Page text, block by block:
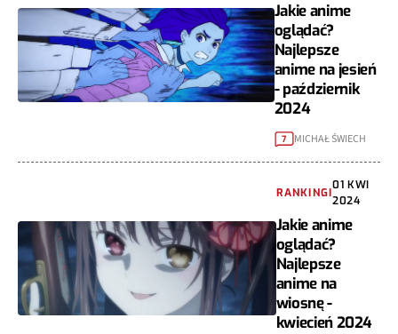
Jakie anime
oglądać?
Najlepsze
anime na jesień
- październik
2024
7 MICHAŁ ŚWIECH
RANKINGI
01 KWI
2024
Jakie anime
oglądać?
Najlepsze
anime na
wiosnę -
kwiecień 2024